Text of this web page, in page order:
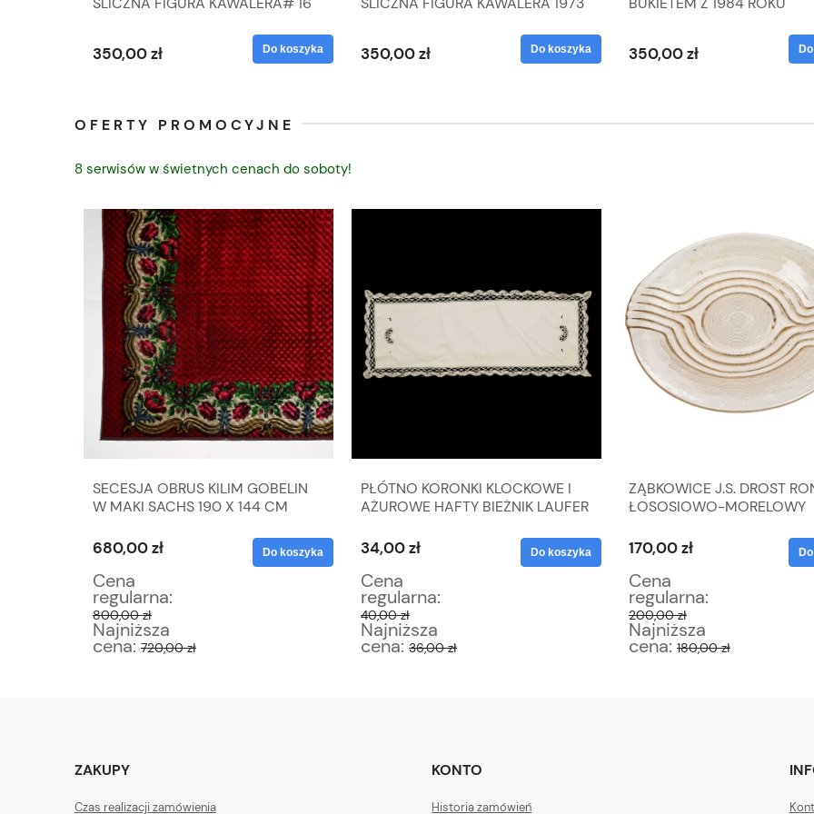
350,00 zł Do koszyka 350,00 zł Do koszyka 350,00 zł
OFERTY PROMOCYJNE
8 serwisów w świetnych cenach do soboty!
SECESJA OBRUS KILIM GOBELIN
W MAKI SACHS 190 X 144 CM
680,00 zł
Cena
regularna:
800,00 zł
Najniższa
cena: 720,00 zł
Do koszyka
PŁÓTNO KORONKI KLOCKOWE I
AŻUROWE HAFTY BIEŻNIK LAUFER
34,00 zł
Cena
regularna:
40,00 zł
Najniższa
cena: 36,00 zł
Do koszyka
ZĄBKOWICE J.S. DROST
ŁOSOSIOWO-MORELOWY
170,00 zł
Cena
regularna:
200,00 zł
Najniższa
cena: 180,00 zł
ZAKUPY
Czas realizacji zamówienia
KONTO
Historia zamówień